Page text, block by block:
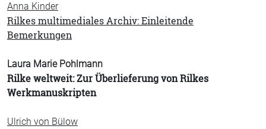
Anna Kinder
Rilkes multimediales Archiv: Einleitende
Bemerkungen
Laura Marie Pohlmann
Rilke weltweit: Zur Überlieferung von Rilkes
Werkmanuskripten
Ulrich von Bülow